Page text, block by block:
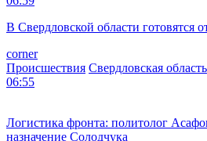
В Свердловской области готовятся
corner
Происшествия Свердловская область
06:55
Логистика фронта: политолог
назначение Солодчука